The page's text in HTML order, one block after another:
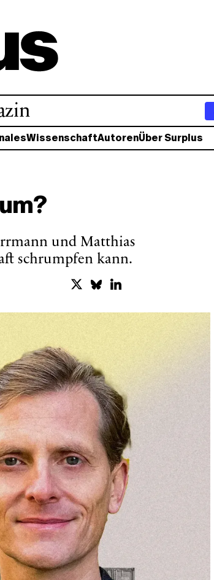
WissenschaftAutorenÜber Surplus
und Matthias
schrumpfen kann.